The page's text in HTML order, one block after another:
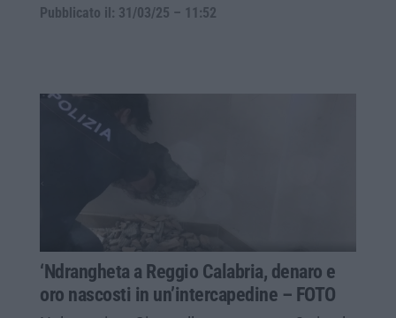
Pubblicato il: 31/03/25 – 11:52
‘Ndrangheta a Reggio Calabria, denaro e
oro nascosti in un’intercapedine – FOTO